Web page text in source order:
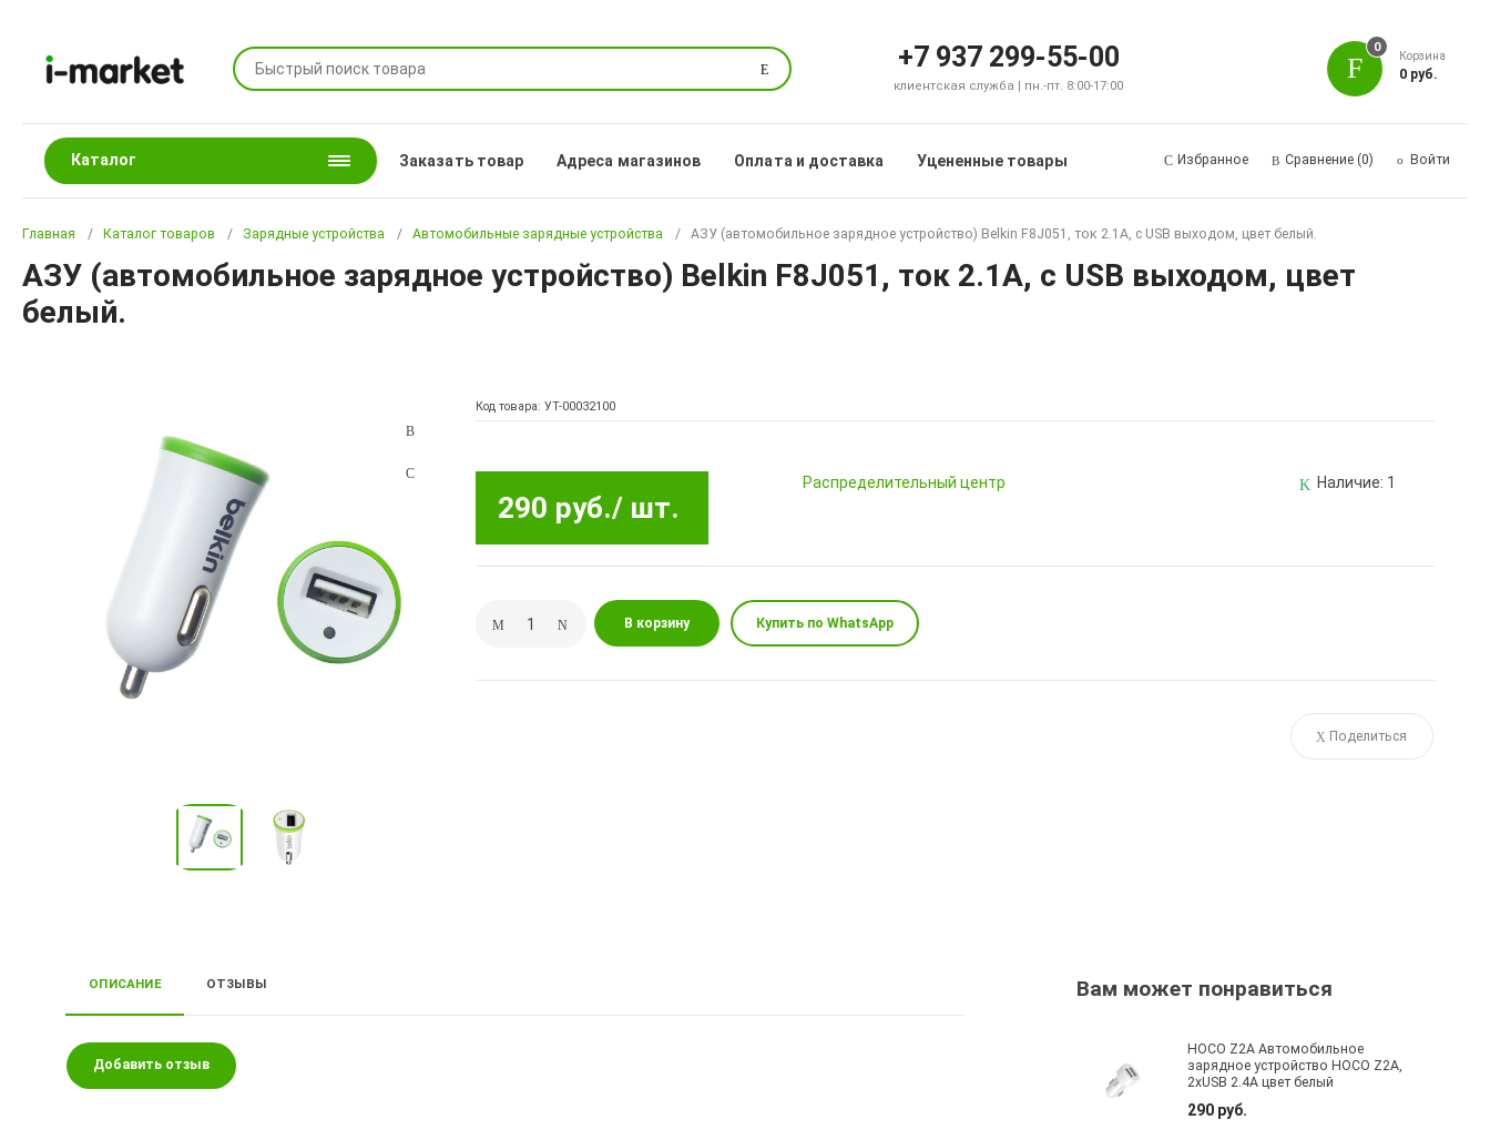
Поиск +7 937 299-55-00
клиентская служба | пн.-пт. 8:00-17:00
0
Корзина
0 руб.
Каталог Заказать товар Адреса магазинов Оплата и доставка Уцененные товары Избранное Сравнение (0) Войти
Главная Каталог товаров Зарядные устройства Автомобильные зарядные устройства АЗУ (автомобильное зарядное устройство) Belkin F8J051, ток 2.1A, с USB выходом, цвет белый.
АЗУ (автомобильное зарядное устройство) Belkin F8J051, ток 2.1A, с USB выходом, цвет
белый.
Код товара: УТ-00032100
290 руб./ шт.
Pаспределительный центр Наличие: 1
В корзину Купить по WhatsApp
Поделиться
ОПИСАНИЕ ОТЗЫВЫ
Добавить отзыв
Вам может понравиться
HOCO Z2A Автомобильное
зарядное устройство HOCO Z2A,
2xUSB 2.4A цвет белый
290 руб.